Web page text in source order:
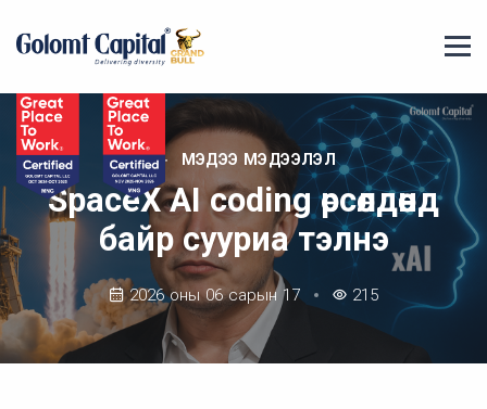
МЭДЭЭ МЭДЭЭЛЭЛ
SpaceX AI coding өрсөлдөөнд
байр сууриа тэлнэ
2026 оны 06 сарын 17 215